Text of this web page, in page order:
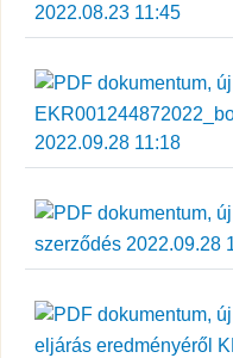
2022.08.23 11:45
2022.09.28 11:18
szerződés 2022.09.28
eljárás eredményéről